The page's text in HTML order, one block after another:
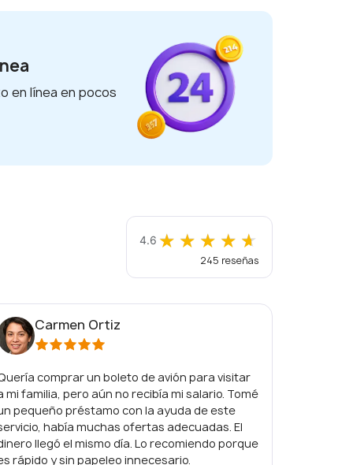
en línea en pocos
4.6 ★ ★ ★ ★ ★
★ ★ ★ ★ ★
245 reseñas
Carmen Ortiz
comprar un boleto de avión para visitar
mi familia, pero aún no recibía mi salario. Tomé
pequeño préstamo con la ayuda de este
había muchas ofertas adecuadas. El
llegó el mismo día. Lo recomiendo porque
rápido y sin papeleo innecesario.